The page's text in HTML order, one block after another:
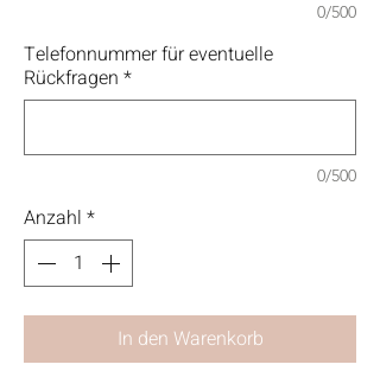
0/500
Telefonnummer für eventuelle
Rückfragen *
0/500
Anzahl *
In den Warenkorb